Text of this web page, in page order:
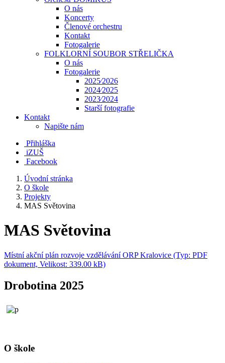
O nás
Koncerty
Členové orchestru
Kontakt
Fotogalerie
FOLKLORNÍ SOUBOR STŘELIČKA
O nás
Fotogalerie
2025⁄2026
2024⁄2025
2023⁄2024
Starší fotografie
Kontakt
Napište nám
Přihláška
iZUŠ
Facebook
Úvodní stránka
O škole
Projekty
MAS Světovina
MAS Světovina
Místní akční plán rozvoje vzdělávání ORP Kralovice (Typ: PDF
dokument, Velikost: 339.00 kB)
Drobotina 2025
O škole